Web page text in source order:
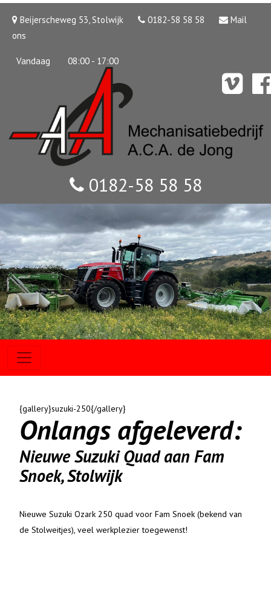
Beijerscheweg 53, Stolwijk 0182-58 58 58
Mail
ons
Vandaag 08:00 - 17:00
0182-58 58 58
{gallery}suzuki-250{/gallery}
Onlangs afgeleverd:
Nieuwe Suzuki Quad aan Fam
Snoek, Stolwijk
Nieuwe Suzuki Ozark 250 quad voor Fam Snoek (bekend van
de Stolweitjes), veel werkplezier toegewenst!